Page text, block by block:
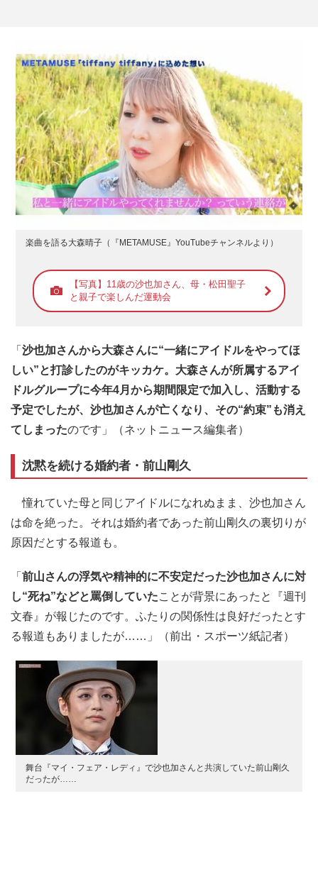
楽曲を語る大森晴子（『METAMUSE』YouTubeチャンネルより）
【写真】11歳の沙也加さん、母・松田聖子
と親子で楽しんだ運動会
「 沙也加さんから大森さんに“一緒にアイドルをやってほ
しい”と打診したのがキッカケ。大森さんが所属するアイ
ドルグループに今年4月から期間限定で加入し、活動する
予定でしたが、沙也加さんが亡くなり、その“約束”も消え
てしまったのです」（ネットニュース編集者）
沈黙を続ける婚約者・前山剛久
憧れていた母と同じアイドルになれぬまま、沙也加さん
は命を絶った。それは婚約者であった前山剛久の裏切りが
原因だとする報道も。
「 前山さんの浮気や精神的に不安定だった沙也加さんに対
し“死ね”などと罵倒していたことが背景にあったと『週刊
文春』が報じたのです。ふたりの関係性は良好だったとす
る報道もありましたが……」（前出・スポーツ紙記者）
舞台『マイ・フェア・レディ』で沙也加さんと共演していた前山剛久
だったが……